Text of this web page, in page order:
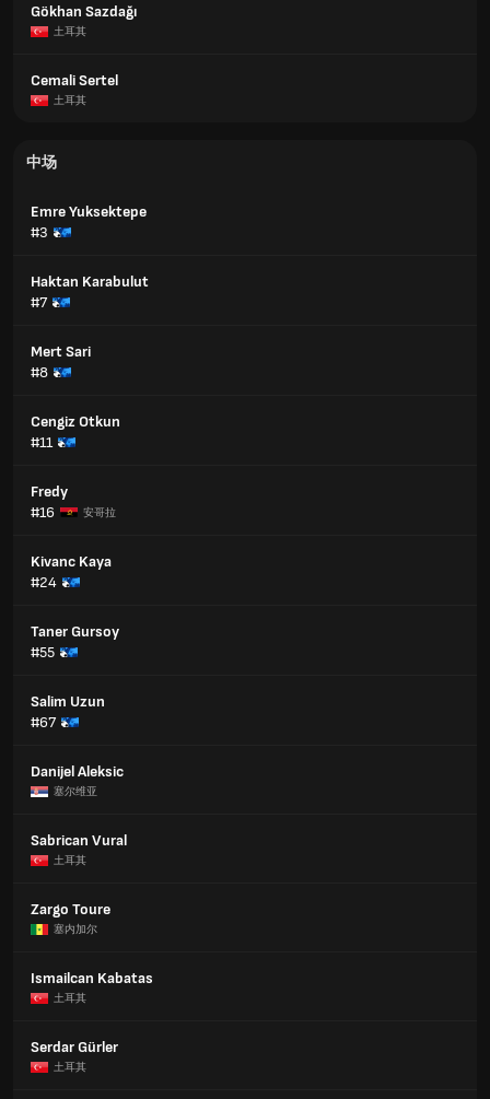
Gökhan Sazdağı
土耳其
Cemali Sertel
土耳其
中场
Emre Yuksektepe
#3
Haktan Karabulut
#7
Mert Sari
#8
Cengiz Otkun
#11
Fredy
#16
安哥拉
Kivanc Kaya
#24
Taner Gursoy
#55
Salim Uzun
#67
Danijel Aleksic
塞尔维亚
Sabrican Vural
土耳其
Zargo Toure
塞内加尔
Ismailcan Kabatas
土耳其
Serdar Gürler
土耳其